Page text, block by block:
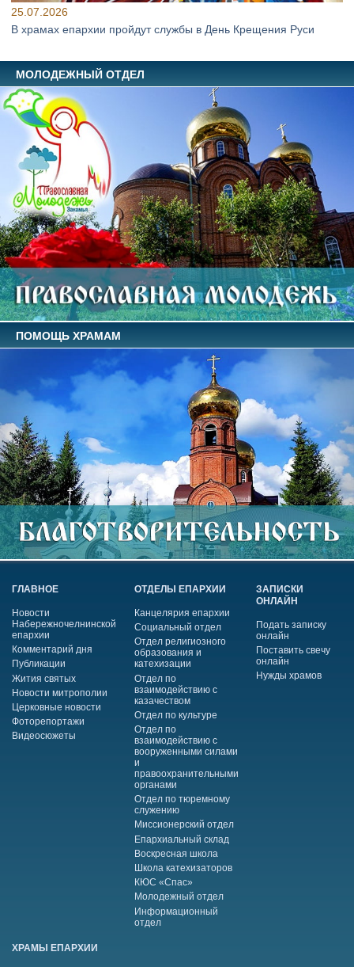
25.07.2026
В храмах епархии пройдут службы в День Крещения Руси
МОЛОДЕЖНЫЙ ОТДЕЛ
ПОМОЩЬ ХРАМАМ
ГЛАВНОЕ
Новости
Набережночелнинской
епархии
Комментарий дня
Публикации
Жития святых
Новости митрополии
Церковные новости
Фоторепортажи
Видеосюжеты
ОТДЕЛЫ ЕПАРХИИ
Канцелярия епархии
Социальный отдел
Отдел религиозного
образования и
катехизации
Отдел по
взаимодействию с
казачеством
Отдел по культуре
Отдел по
взаимодействию с
вооруженными силами
и
правоохранительными
органами
Отдел по тюремному
служению
Миссионерский отдел
Епархиальный склад
Воскресная школа
Школа катехизаторов
КЮС «Спас»
Молодежный отдел
Информационный
отдел
ЗАПИСКИ
ОНЛАЙН
Подать записку
онлайн
Поставить свечу
онлайн
Нужды храмов
ХРАМЫ ЕПАРХИИ